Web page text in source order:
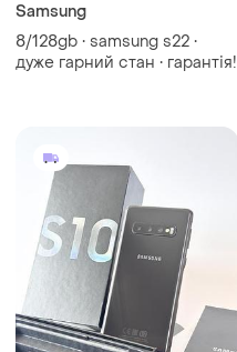
Samsung
8/128gb • samsung s22 •
дуже гарний стан • гарантія!